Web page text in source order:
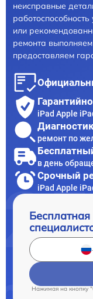
неисправные
или
ремонта
предоставляем
iPad Apple
ремонт по
в день
Срочный
iPad Apple
Нажимая на кнопку